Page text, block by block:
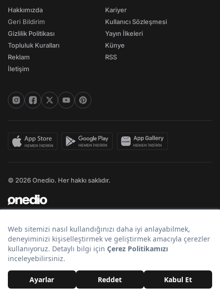
Hakkımızda
Geri Bildirim
Gizlilik Politikası
Topluluk Kuralları
Reklam
İletişim
Kariyer
Kullanıcı Sözleşmesi
Yayın İlkeleri
Künye
RSS
© 2026 Onedio. Her hakkı saklıdır.
Bir markasıdır.